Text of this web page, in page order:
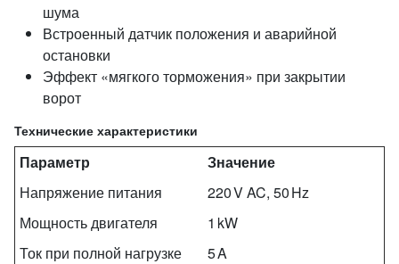
шума
Встроенный датчик положения и аварийной
остановки
Эффект «мягкого торможения» при закрытии
ворот
Технические характеристики
Параметр
Значение
Напряжение питания
220 V AC, 50 Hz
Мощность двигателя
1 kW
Ток при полной нагрузке
5 A